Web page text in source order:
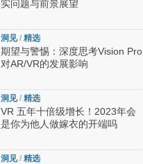
实问题与前景展望
洞见/ 精选
期望与警惕：深度思考Vision Pro
对AR/VR的发展影响
洞见/ 精选
VR 五年十倍级增长！2023年会
是你为他人做嫁衣的开端吗
洞见/ 精选